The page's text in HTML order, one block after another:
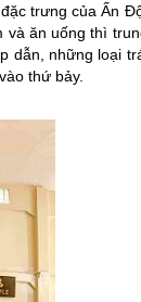
trưng của Ấn
và ăn uống thì
dẫn, những loại
thứ bảy.